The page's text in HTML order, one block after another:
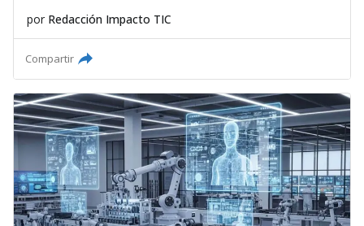
por Redacción Impacto TIC
Compartir